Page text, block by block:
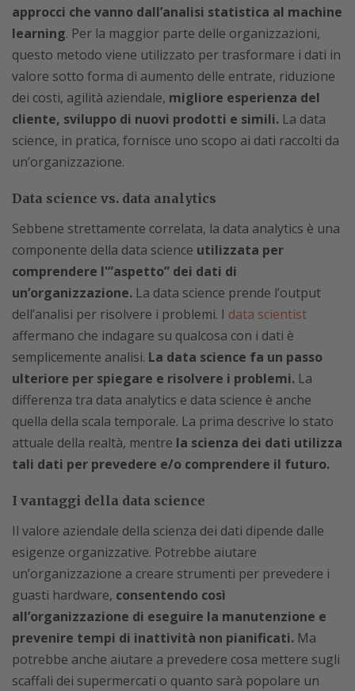
approcci che vanno dall’analisi statistica al machine
learning. Per la maggior parte delle organizzazioni,
questo metodo viene utilizzato per trasformare i dati in
valore sotto forma di aumento delle entrate, riduzione
dei costi, agilità aziendale, migliore esperienza del
cliente, sviluppo di nuovi prodotti e simili. La data
science, in pratica, fornisce uno scopo ai dati raccolti da
un’organizzazione.
Data science vs. data analytics
Sebbene strettamente correlata, la data analytics è una
componente della data science utilizzata per
comprendere l'”aspetto” dei dati di
un’organizzazione. La data science prende l’output
dell’analisi per risolvere i problemi. I data scientist
affermano che indagare su qualcosa con i dati è
semplicemente analisi. La data science fa un passo
ulteriore per spiegare e risolvere i problemi. La
differenza tra data analytics e data science è anche
quella della scala temporale. La prima descrive lo stato
attuale della realtà, mentre la scienza dei dati utilizza
tali dati per prevedere e/o comprendere il futuro.
I vantaggi della data science
Il valore aziendale della scienza dei dati dipende dalle
esigenze organizzative. Potrebbe aiutare
un’organizzazione a creare strumenti per prevedere i
guasti hardware, consentendo così
all’organizzazione di eseguire la manutenzione e
prevenire tempi di inattività non pianificati. Ma
potrebbe anche aiutare a prevedere cosa mettere sugli
scaffali dei supermercati o quanto sarà popolare un